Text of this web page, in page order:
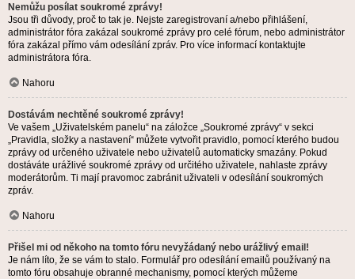
Nemůžu posílat soukromé zprávy!
Jsou tři důvody, proč to tak je. Nejste zaregistrovaní a/nebo přihlášení,
administrátor fóra zakázal soukromé zprávy pro celé fórum, nebo administrátor
fóra zakázal přímo vám odesílání zpráv. Pro více informací kontaktujte
administrátora fóra.
Nahoru
Dostávám nechtěné soukromé zprávy!
Ve vašem „Uživatelském panelu“ na záložce „Soukromé zprávy“ v sekci
„Pravidla, složky a nastavení“ můžete vytvořit pravidlo, pomocí kterého budou
zprávy od určeného uživatele nebo uživatelů automaticky smazány. Pokud
dostáváte urážlivé soukromé zprávy od určitého uživatele, nahlaste zprávy
moderátorům. Ti mají pravomoc zabránit uživateli v odesílání soukromých
zpráv.
Nahoru
Přišel mi od někoho na tomto fóru nevyžádaný nebo urážlivý email!
Je nám líto, že se vám to stalo. Formulář pro odesílání emailů používaný na
tomto fóru obsahuje obranné mechanismy, pomocí kterých můžeme